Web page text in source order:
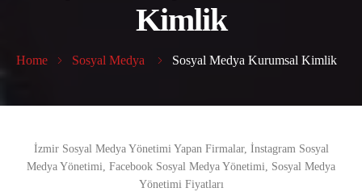
Kimlik
Home Sosyal Medya Sosyal Medya Kurumsal Kimlik
İzmir Sosyal Medya Yönetimi Yapan Firmalar, İnstagram Sosyal
Medya Yönetimi, Facebook Sosyal Medya Yönetimi, Sosyal Medya
Yönetimi Fiyatları